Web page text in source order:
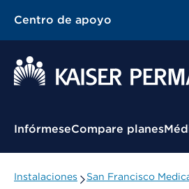
Centro de apoyo
Menú contextual
InfórmeseCompare planes
Instalaciones San Francisco